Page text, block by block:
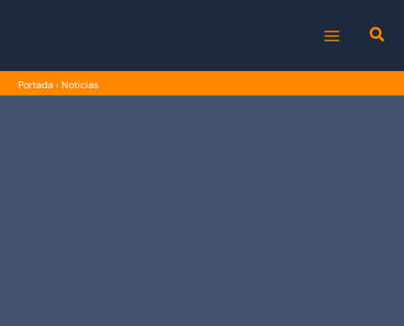
MENU
Portada › Noticias